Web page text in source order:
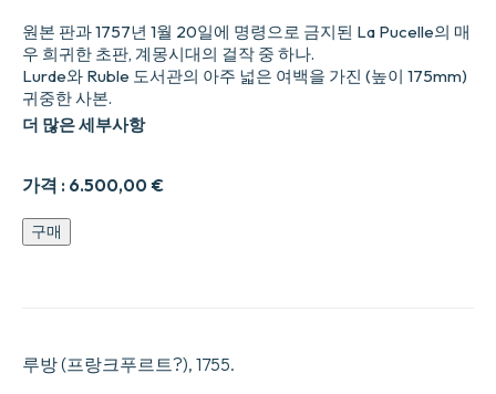
가격 : 6.500,00 €
원본 판과 1757년 1월 20일에 명령으로 금지된 La Pucelle의 매
우 희귀한 초판, 계몽시대의 걸작 중 하나.
Lurde와 Ruble 도서관의 아주 넓은 여백을 가진 (높이 175mm)
귀중한 사본.
더 많은 세부사항
La
Pucelle
livres.
구매
루방 (프랑크푸르트?), 1755.